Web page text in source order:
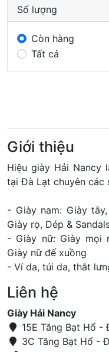
Số lượng
Còn hàng
Tất cả
Giới thiệu
Hiệu giày Hải Nancy
tại Đà Lạt chuyên các
- Giày nam: Giày
Giày rọ, Dép &
- Giày nữ: Giày mọi
Giày nữ đế xuồng
- Ví da, túi da, thắt
Liên hệ
Giày Hải Nancy
15E Tăng Bạt Hổ -
3C Tăng Bạt Hổ -